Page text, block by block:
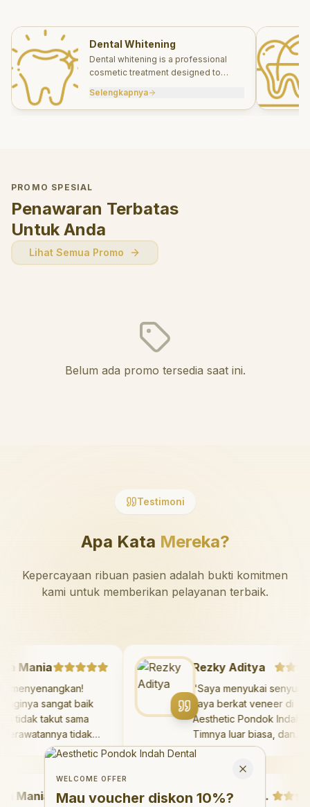
Dental Whitening
Dental whitening is a professional
cosmetic treatment designed to
effectively.
Selengkapnya
PROMO SPESIAL
Penawaran Terbatas
Untuk Anda
Lihat Semua Promo
Belum ada promo tersedia saat ini.
Testimoni
Apa Kata Mereka?
Kepercayaan ribuan pasien adalah bukti komitmen
kami untuk memberikan pelayanan terbaik.
Mania
menyenangkan!
giginya sangat baik
saya tidak takut sama
Perawatannya tidak
dan saya bisa bermain
suka pergi ke dokter
sekarang!
"
Rezky Aditya
"Saya menyukai
saya berkat veneer di
Aesthetic Pondok
Timnya luar biasa,
hasilnya melebihi
saya. Saya tersenyum
hari."
Welcome Offer
Mau voucher diskon <strong>10%</strong>?
WELCOME OFFER
Mau voucher diskon 10%?
Close